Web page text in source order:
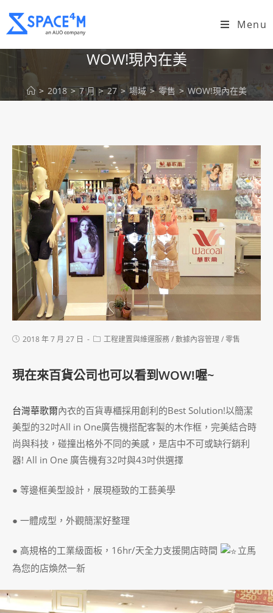
Menu
WOW!現內在美
> 2018 > 7 月 > 27 > 場域 > 零售 > WOW!現內在美
2018 年 7 月 27 日 工程建置與維運服務/數據內容管理 /零售
現在來百貨公司也可以看到WOW!喔~
台灣華歌爾內衣的百貨專櫃採用創利的Best Solution!以簡潔
美型的32吋All in One廣告機搭配客製的木作框，完美結合時
尚與科技，碰撞出格外不同的美感，是店中不可或缺行銷利
器! All in One 廣告機有32吋與43吋供選擇
● 等邊框美型設計，展現極致的工藝美學
● 一體成型，外觀簡潔好整理
● 高規格的工業級面板，16hr/天全力支援開店時間
立馬
為您的店煥然一新